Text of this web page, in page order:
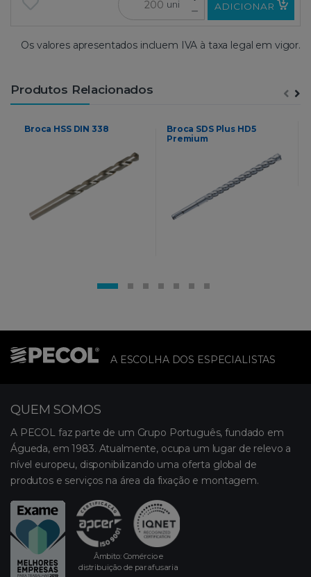
uni ADICIONAR
Os valores apresentados incluem IVA à taxa legal em vigor.
Produtos Relacionados
Broca HSS DIN 338
Broca SDS Plus HD5
Premium
A ESCOLHA DOS ESPECIALISTAS
QUEM SOMOS
A PECOL faz parte de um Grupo Português, fundado em
Águeda, em 1983. Atualmente, ocupa um lugar de relevo a
nível europeu, disponibilizando uma oferta global de
produtos e serviços na área da fixação e montagem.
Âmbito: Comércio e
distribuição de parafusaria